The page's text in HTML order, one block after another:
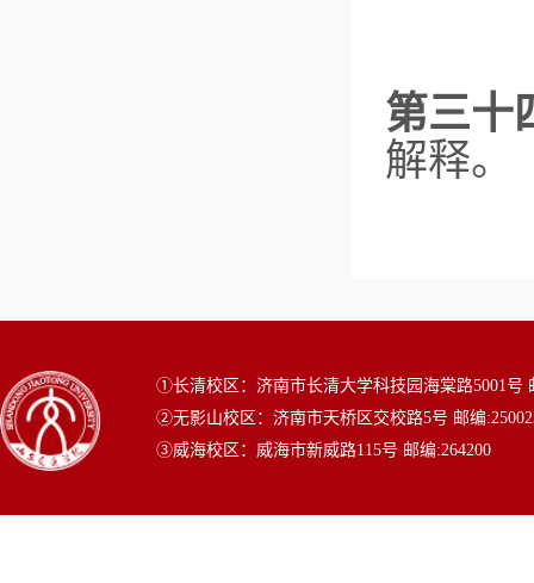
第三十
解释。
①长清校区：济南市长清大学科技园海棠路5001号
②无影山校区：济南市天桥区交校路5号 邮编
③威海校区：威海市新威路115号 邮编:264200